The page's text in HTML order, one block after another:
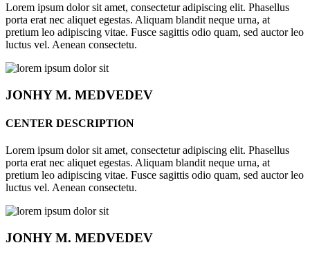
Lorem ipsum dolor sit amet, consectetur adipiscing elit. Phasellus
porta erat nec aliquet egestas. Aliquam blandit neque urna, at
pretium leo adipiscing vitae. Fusce sagittis odio quam, sed auctor leo
luctus vel. Aenean consectetu.
JONHYM. MEDVEDEV
CENTER DESCRIPTION
Lorem ipsum dolor sit amet, consectetur adipiscing elit. Phasellus
porta erat nec aliquet egestas. Aliquam blandit neque urna, at
pretium leo adipiscing vitae. Fusce sagittis odio quam, sed auctor leo
luctus vel. Aenean consectetu.
JONHYM. MEDVEDEV